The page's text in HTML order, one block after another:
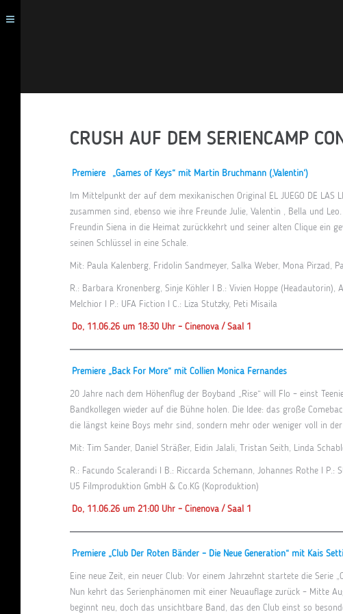
CRUSH AUF DEM SERIENCAMP
Premiere „Games of Keys“ mit Martin Bruchmann (‚Valentin‘)
Im Mittelpunkt der auf dem mexikanischen Original EL JUEGO DE LAS
zusammen sind, ebenso wie ihre Freunde Julie, Valentin , Bella und
Freundin Siena in die Heimat zurückkehrt und seiner alten Clique ein
seinen Schlüssel in eine Schale.
Mit: Paula Kalenberg, Fridolin Sandmeyer, Salka Weber, Mona Pirzad,
R.: Barbara Kronenberg, Sinje Köhler I B.: Vivien Hoppe
Melchior I P.: UFA Fiction I C.: Liza Stutzky, Peti Misaila
Do, 11.06.26 um 18:30 Uhr – Cinenova / Saal 1
Premiere „Back For More“ mit Collien Monica Fernandes
20 Jahre nach dem Höhenflug der Boyband „Rise“ will Flo – einst
Bandkollegen wieder auf die Bühne holen. Die Idee: das große
die längst keine Boys mehr sind, sondern mehr oder weniger voll in
Mit: Tim Sander, Daniel Sträßer, Eidin Jalali, Tristan Seith, Linda
R.: Facundo Scalerandi I B.: Riccarda Schemann, Johannes Rothe I
U5 Filmproduktion GmbH & Co.KG (Koproduktion)
Do, 11.06.26 um 21:00 Uhr – Cinenova / Saal 1
Premiere „Club Der Roten Bänder – Die Neue Generation“ mit Kais Setti
Eine neue Zeit, ein neuer Club: Vor einem Jahrzehnt startete die Serie
Nun kehrt das Serienphänomen mit einer Neuauflage zurück – Mitte
beginnt neu, doch das unsichtbare Band, das den Club einst so